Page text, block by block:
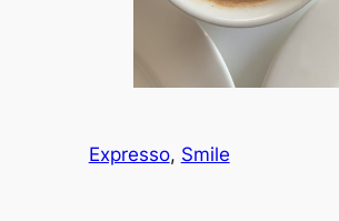
Expresso, Smile